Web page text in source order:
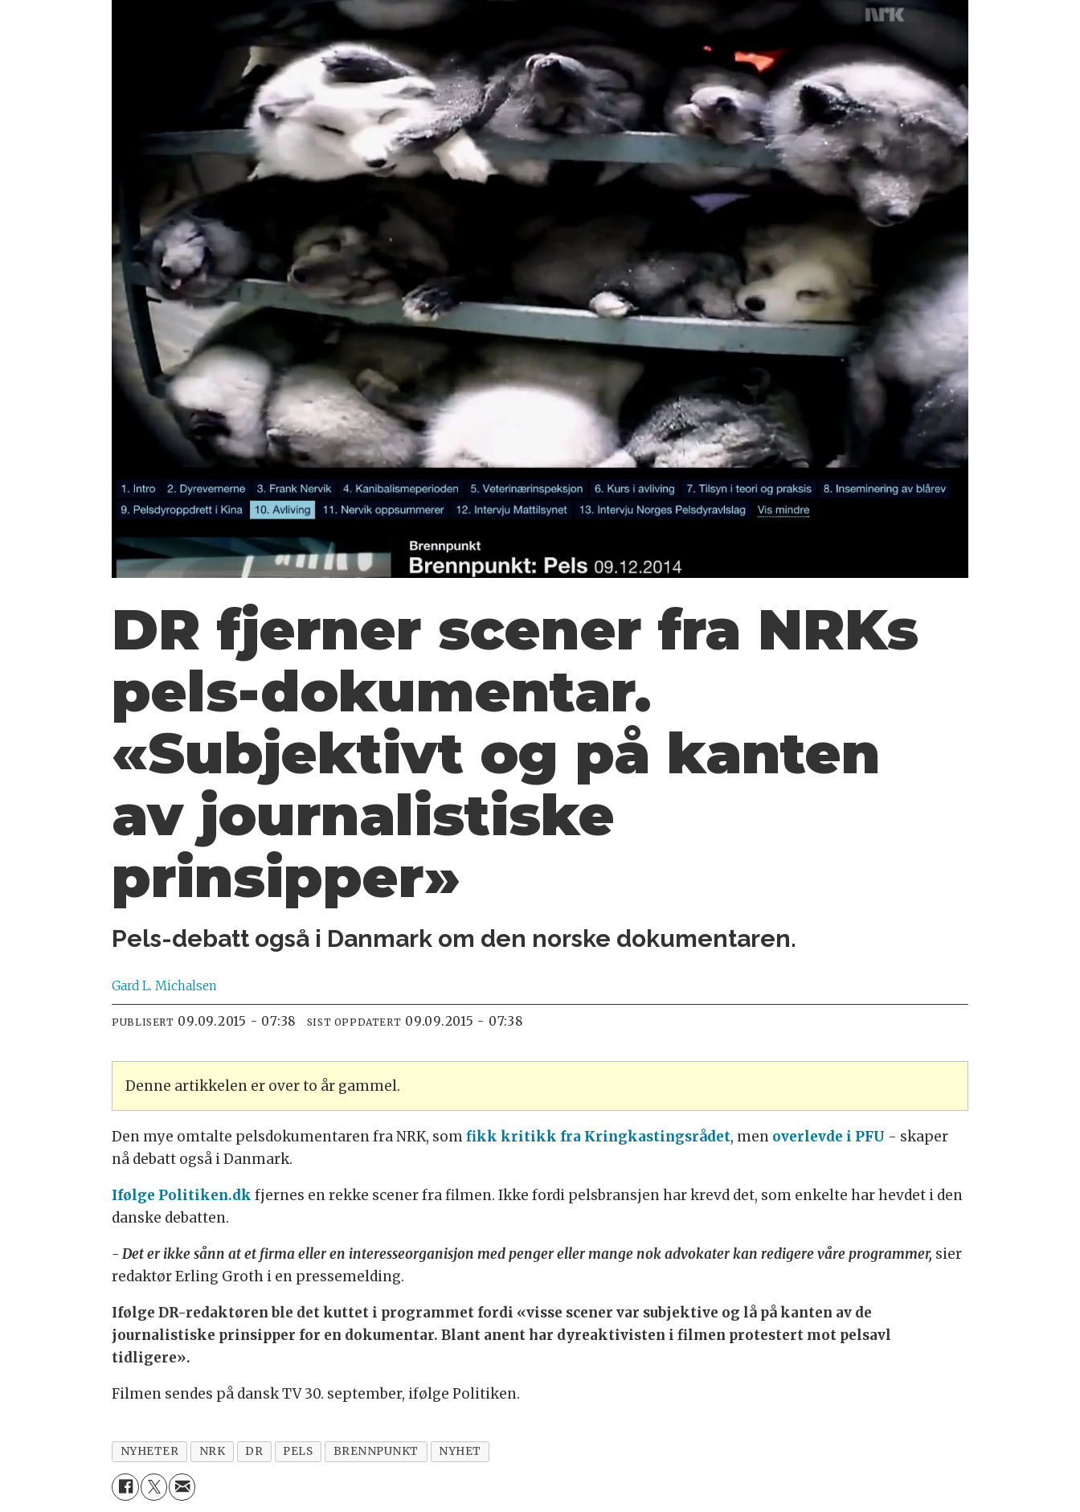
DR fjerner scener fra NRKs
pels-dokumentar.
«Subjektivt og på kanten
av journalistiske
prinsipper»
Pels-debatt også i Danmark om den norske dokumentaren.
Gard L. Michalsen
PUBLISERT 09.09.2015 - 07:38 SIST OPPDATERT 09.09.2015 - 07:38
Denne artikkelen er over to år gammel.
Den mye omtalte pelsdokumentaren fra NRK, somfikk kritikk fra Kringkastingsrådet, men overlevde i PFU - skaper
nå debatt også i Danmark.
Ifølge Politiken.dk fjernes en rekke scener fra filmen. Ikke fordi pelsbransjen har krevd det, som enkelte har hevdet i den
danske debatten.
- Det er ikke sånn at et firma eller en interesseorganisjon med penger eller mange nok advokater kan redigere våre programmer, sier
redaktør Erling Groth i en pressemelding.
Ifølge DR-redaktøren ble det kuttet i programmet fordi «visse scener var subjektive og lå på kanten av de
journalistiske prinsipper for en dokumentar. Blant anent har dyreaktivisten i filmen protestert mot pelsavl
tidligere».
Filmen sendes på dansk TV 30. september, ifølge Politiken.
NYHETER NRK DR PELS BRENNPUNKT NYHET